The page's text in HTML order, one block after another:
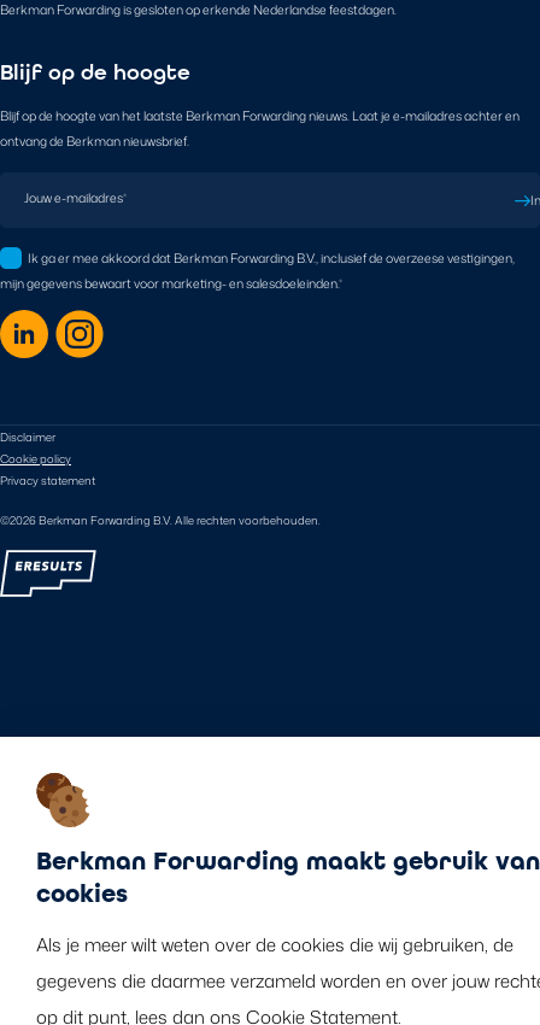
Berkman Forwarding maakt gebruik van
cookies
Als je meer wilt weten over de cookies die wij gebruiken, de
gegevens die daarmee verzameld worden en over jouw
op dit punt, lees dan ons Cookie Statement.
Berkman Forwarding is gesloten op erkende Nederlandse feestdagen.
Blijf op de hoogte
Blijf op de hoogte van het laatste Berkman Forwarding nieuws. Laat je e-mailadres achter en
ontvang de Berkman nieuwsbrief.
Jouw e-mailadres*
Ik ga er mee akkoord dat Berkman Forwarding B.V., inclusief de overzeese vestigingen,
mijn gegevens bewaart voor marketing- en salesdoeleinden.*
©2026 Berkman Forwarding B.V. Alle rechten voorbehouden.
Disclaimer
Cookie policy
Privacy statement